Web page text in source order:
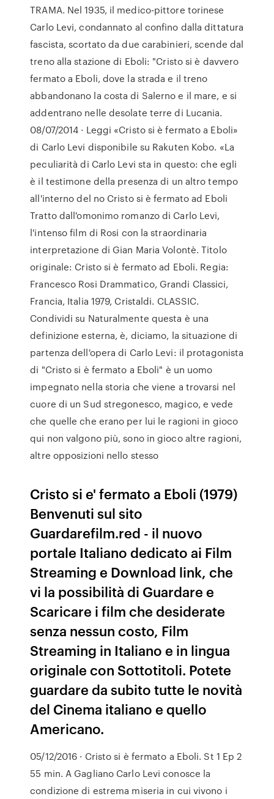
TRAMA. Nel 1935, il medico-pittore torinese
Carlo Levi, condannato al confino dalla dittatura
fascista, scortato da due carabinieri, scende dal
treno alla stazione di Eboli: "Cristo si è davvero
fermato a Eboli, dove la strada e il treno
abbandonano la costa di Salerno e il mare, e si
addentrano nelle desolate terre di Lucania.
08/07/2014 · Leggi «Cristo si è fermato a Eboli»
di Carlo Levi disponibile su Rakuten Kobo. «La
peculiarità di Carlo Levi sta in questo: che egli
è il testimone della presenza di un altro tempo
all'interno del no Cristo si è fermato ad Eboli
Tratto dall'omonimo romanzo di Carlo Levi,
l'intenso film di Rosi con la straordinaria
interpretazione di Gian Maria Volontè. Titolo
originale: Cristo si è fermato ad Eboli. Regia:
Francesco Rosi Drammatico, Grandi Classici,
Francia, Italia 1979, Cristaldi. CLASSIC.
Condividi su Naturalmente questa è una
definizione esterna, è, diciamo, la situazione di
partenza dell'opera di Carlo Levi: il protagonista
di "Cristo si è fermato a Eboli" è un uomo
impegnato nella storia che viene a trovarsi nel
cuore di un Sud stregonesco, magico, e vede
che quelle che erano per lui le ragioni in gioco
qui non valgono più, sono in gioco altre ragioni,
altre opposizioni nello stesso
Cristo si e' fermato a Eboli (1979)
Benvenuti sul sito
Guardarefilm.red - il nuovo
portale Italiano dedicato ai Film
Streaming e Download link, che
vi la possibilità di Guardare e
Scaricare i film che desiderate
senza nessun costo, Film
Streaming in Italiano e in lingua
originale con Sottotitoli. Potete
guardare da subito tutte le novità
del Cinema italiano e quello
Americano.
05/12/2016 · Cristo si è fermato a Eboli. St 1 Ep 2
55 min. A Gagliano Carlo Levi conosce la
condizione di estrema miseria in cui vivono i